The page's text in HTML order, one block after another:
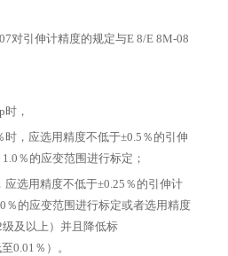
07对引伸计精度的规定与E 8/E 8M-08
，
，应选用精度不低于±0.5％的引伸
％的应变范围进行标定；
，应选用精度不低于±0.25％的引伸计
％的应变范围进行标定或者选用精度
及以上）并且降低标
％）。